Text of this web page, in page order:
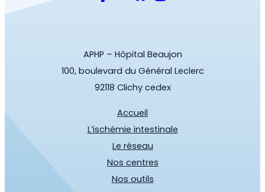
APHP – Hôpital Beaujon
100, boulevard du Général Leclerc
92118 Clichy cedex
Accueil
L’ischémie intestinale
Le réseau
Nos centres
Nos outils